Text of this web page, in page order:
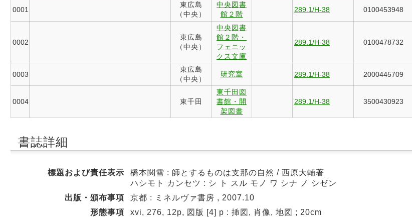
0001
東広島
（中央）
中央図書
館２階
289.1/H-38 0100453948
0002
東広島
（中央）
中央図書
館２階・
フェニッ
クス文庫
289.1/H-38 0100478732
0003
東広島
（中央）
研究室 289.1/H-38 2000445709
0004 東千田
東千田図
書館・開
架図書
289.1/H-38 3500430923
書誌詳細
標題および責任表示
橋本関雪 : 師とするものは支那の自然 / 西原大輔著
ハシモト カンセツ : シ ト スル モノ ワ シナ ノ シゼン
出版・頒布事項
京都 : ミネルヴァ書房 , 2007.10
形態事項
xvi, 276, 12p, 図版 [4] p : 挿図, 肖像, 地図 ; 20cm